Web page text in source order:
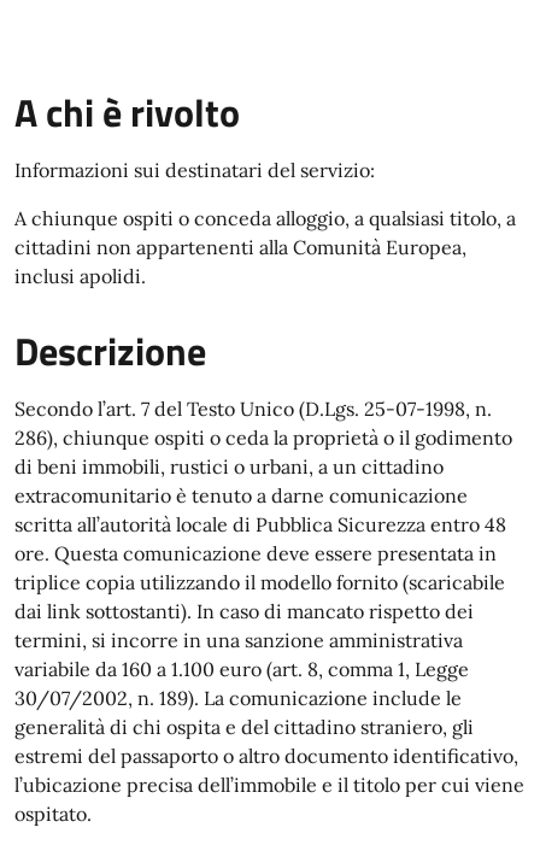
A chi è rivolto
Informazioni sui destinatari del servizio:
A chiunque ospiti o conceda alloggio, a qualsiasi titolo, a
cittadini non appartenenti alla Comunità Europea,
inclusi apolidi.
Descrizione
Secondo l’art. 7 del Testo Unico (D.Lgs. 25-07-1998, n.
286), chiunque ospiti o ceda la proprietà o il godimento
di beni immobili, rustici o urbani, a un cittadino
extracomunitario è tenuto a darne comunicazione
scritta all’autorità locale di Pubblica Sicurezza entro 48
ore. Questa comunicazione deve essere presentata in
triplice copia utilizzando il modello fornito (scaricabile
dai link sottostanti). In caso di mancato rispetto dei
termini, si incorre in una sanzione amministrativa
variabile da 160 a 1.100 euro (art. 8, comma 1, Legge
30/07/2002, n. 189). La comunicazione include le
generalità di chi ospita e del cittadino straniero, gli
estremi del passaporto o altro documento identificativo,
l’ubicazione precisa dell’immobile e il titolo per cui viene
ospitato.